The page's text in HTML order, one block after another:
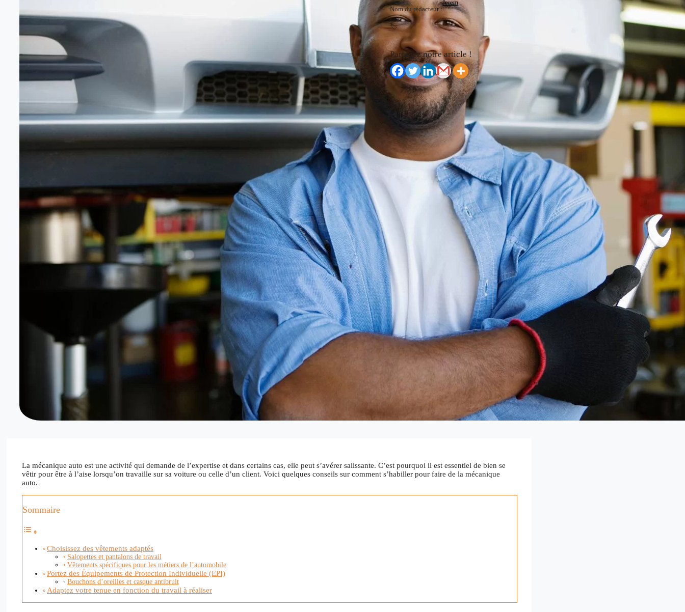
Nom du rédacteur :
Jerem
🏷️
Partagez notre article !
La mécanique auto est une activité qui demande de l’expertise et dans certains cas, elle peut s’avérer salissante. C’est pourquoi il est essentiel de bien se
vêtir pour être à l’aise lorsqu’on travaille sur sa voiture ou celle d’un client. Voici quelques conseils sur comment s’habiller pour faire de la mécanique
auto.
Sommaire
Choisissez des vêtements adaptés
Salopettes et pantalons de travail
Vêtements spécifiques pour les métiers de l’automobile
Portez des Équipements de Protection Individuelle (EPI)
Bouchons d’oreilles et casque antibruit
Adaptez votre tenue en fonction du travail à réaliser